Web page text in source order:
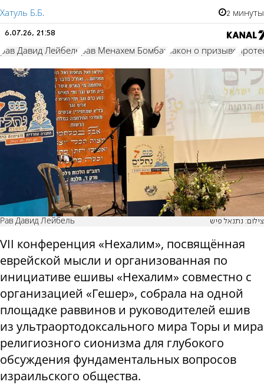
Хатуль Б.Б. 2 минуты
6.07.26, 21:58
рав Давид Лейбель рав Менахем Бомбах закон о призыве
Рав Давид Лейбель צילום: נתנאל פיש
VII конференция «Нехалим», посвящённая
еврейской мысли и организованная по
инициативе ешивы «Нехалим» совместно с
организацией «Гешер», собрала на одной
площадке раввинов и руководителей ешив
из ультраортодоксального мира Торы и мира
религиозного сионизма для глубокого
обсуждения фундаментальных вопросов
израильского общества.